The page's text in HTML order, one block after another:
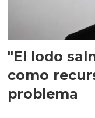
"El lodo
como
problema